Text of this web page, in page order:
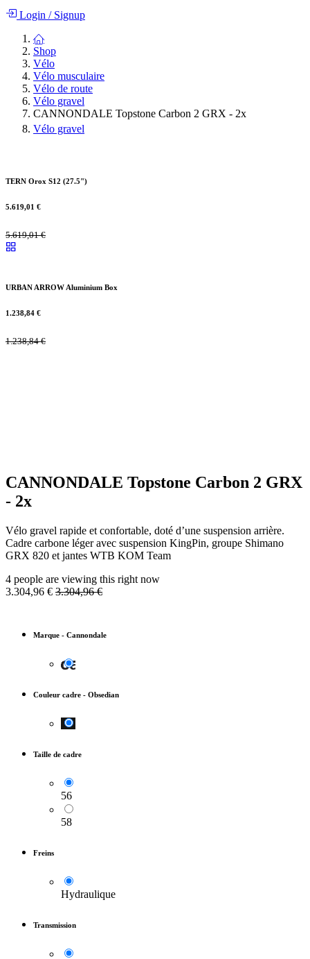
Login /Signup
Shop
Vélo
Vélo musculaire
Vélo de route
Vélo gravel
CANNONDALE Topstone Carbon 2 GRX - 2x
Vélo gravel
TERN Orox S12 (27.5")
5.619,01 €
5.619,01€
URBAN ARROW Aluminium Box
1.238,84 €
1.238,84€
CANNONDALE Topstone Carbon 2 GRX
- 2x
Vélo gravel rapide et confortable, doté d’une suspension arrière.
Cadre carbone léger avec suspension KingPin, groupe Shimano
GRX 820 et jantes WTB KOM Team
4 people are viewing this right now
3.304,96 € 3.304,96€
Marque - Cannondale
Couleur cadre - Obsedian
Taille de cadre
56
58
Freins
Hydraulique
Transmission